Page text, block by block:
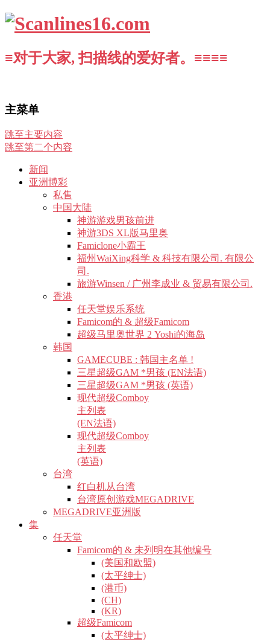
≡对于大家, 扫描线的爱好者。≡≡≡≡
主菜单
跳至主要内容
跳至第二个内容
新闻
亚洲博彩
私售
中国大陆
神游游戏男孩前进
神游3DS XL版马里奥
Famiclone小霸王
福州WaiXing科学 & 科技有限公司. 有限公
司.
旅游Winsen / 广州李成业 & 贸易有限公司.
香港
任天堂娱乐系统
Famicom的 & 超级Famicom
超级马里奥世界 2 Yoshi的海岛
韩国
GAMECUBE : 韩国主名单 !
三星超级GAM *男孩 (EN法语)
三星超级GAM *男孩 (英语)
现代超级Comboy
主列表
(EN法语)
现代超级Comboy
主列表
(英语)
台湾
红白机从台湾
台湾原创游戏MEGADRIVE
MEGADRIVE亚洲版
集
任天堂
Famicom的 & 未列明在其他编号
(美国和欧盟)
(太平绅士)
(港币)
(CH)
(KR)
超级Famicom
(太平绅士)